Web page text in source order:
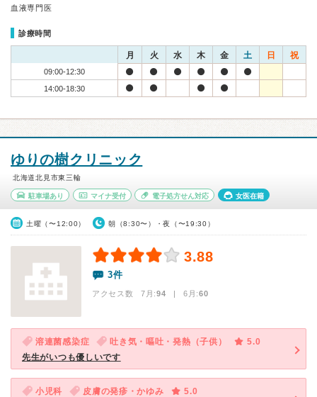
血液専門医
診療時間
月 火 水 木 金 土 日 祝
09:00-12:30
14:00-18:30
ゆりの樹クリニック
北海道北見市東三輪
駐車場あり マイナ受付 電子処方せん対応 女医在籍
土曜（〜12:00） 朝（8:30〜）・夜（〜19:30）
3.88
3件
アクセス数 7月:94 | 6月:60
溶連菌感染症 吐き気・嘔吐・発熱（子供）
5.0
先生がいつも優しいです
小児科 皮膚の発疹・かゆみ
5.0